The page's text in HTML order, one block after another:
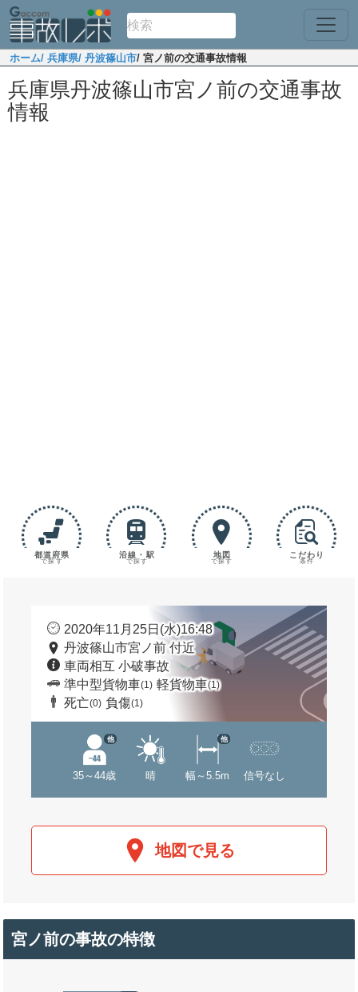
ホーム/ 兵庫県/ 丹波篠山市/ 宮ノ前の交通事故情報
兵庫県丹波篠山市宮ノ前の交通事故
情報
都道府県
で探す
沿線・駅
で探す
地図
で探す
こだわり
条件
2020年11月25日(水)16:48
丹波篠山市宮ノ前 付近
車両相互 小破事故
準中型貨物車(1) 軽貨物車(1)
死亡(0) 負傷(1)
35～44歳
他
晴 幅～5.5m
他
信号なし
地図で見る
宮ノ前の事故の特徴